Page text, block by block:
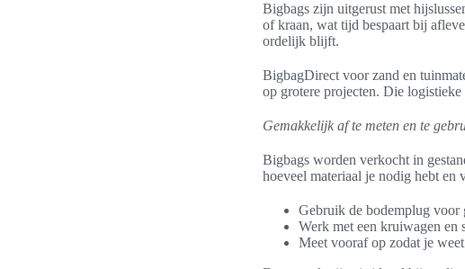
Bigbags zijn uitgerust met
of kraan, wat tijd bespaart bij
ordelijk blijft.
BigbagDirect voor zand en
op grotere projecten. Die
Gemakkelijk af te meten en te
Bigbags worden verkocht in
hoeveel materiaal je nodig hebt en
Gebruik de bodemplug voor
Werk met een kruiwagen en
Meet vooraf op zodat je